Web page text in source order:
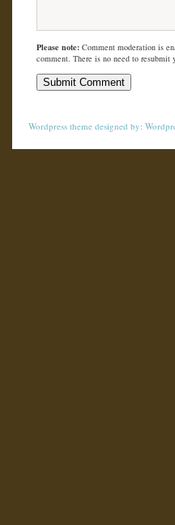
Please note: Comment moderation is
comment. There is no need to resubmit
Wordpress theme designed by: